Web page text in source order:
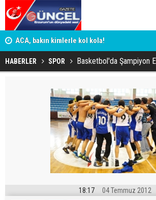
ACA, bakın kimlerle kol kola!
HABERLER SPOR Basketbol'da Şampiyon
18:17 04 Temmuz 2012